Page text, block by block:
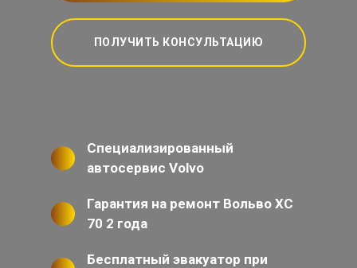
ПОЛУЧИТЬ КОНСУЛЬТАЦИЮ
Специализированный
автосервис Volvo
Гарантия на ремонт Вольво ХС
70 2 года
Бесплатный эвакуатор при